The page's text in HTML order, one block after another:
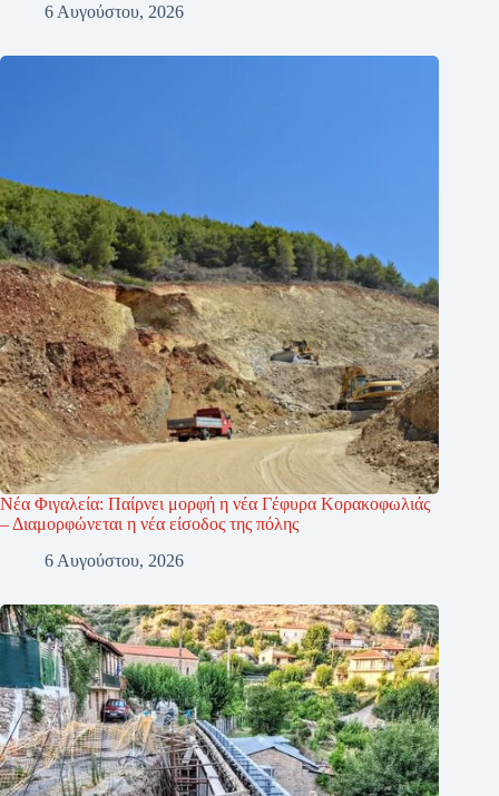
6 Αυγούστου, 2026
Νέα Φιγαλεία: Παίρνει μορφή η νέα Γέφυρα Κορακοφωλιάς
– Διαμορφώνεται η νέα είσοδος της πόλης
6 Αυγούστου, 2026